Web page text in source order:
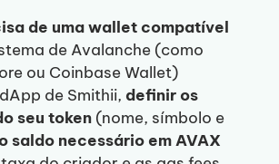
de uma wallet compatível
de Avalanche (como
ou Coinbase Wallet)
de Smithii, definir os
seu token (nome, símbolo e
saldo necessário em AVAX